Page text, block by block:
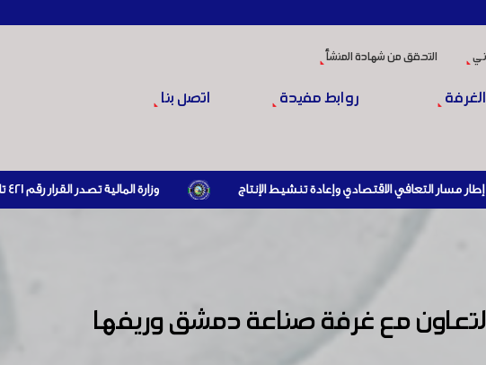
التحقق من شهادة المنشأ
روابط مفيدة اتصل بنا
وزارة المالية تصدر القرار رقم 421 تاريخ 24/3/2026 المتضمن الزام المستوردين بإبراز براءة ذمة مالية سارية صادرة عن الهيئة العامة للضرائب والرسوم أو مديرياتها عند القيام بعمليات الاستيراد
مع غرفة صناعة دمشق وريفها